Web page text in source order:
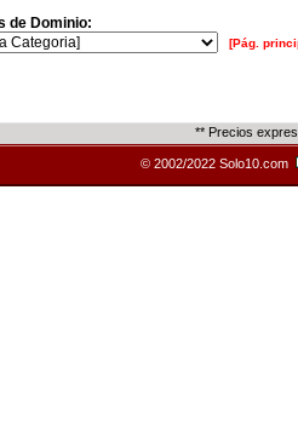
de Dominio:
[Pág.
** Precios
© 2002/2022 Solo10.com